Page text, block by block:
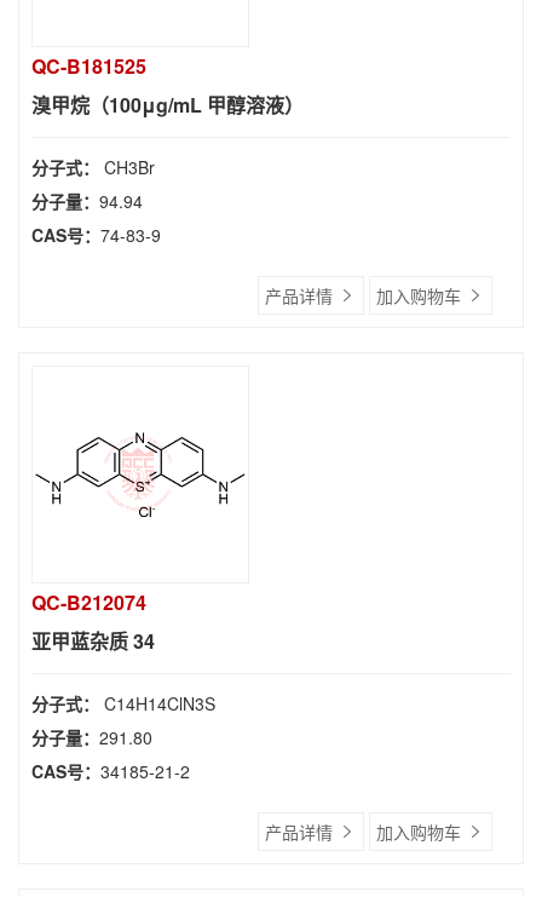
QC-B181525
溴甲烷（100μg/mL 甲醇溶液）
分子式： CH3Br
分子量： 94.94
CAS号： 74-83-9
产品详情 加入购物车
QC-B212074
亚甲蓝杂质 34
分子式： C14H14ClN3S
分子量： 291.80
CAS号： 34185-21-2
产品详情 加入购物车